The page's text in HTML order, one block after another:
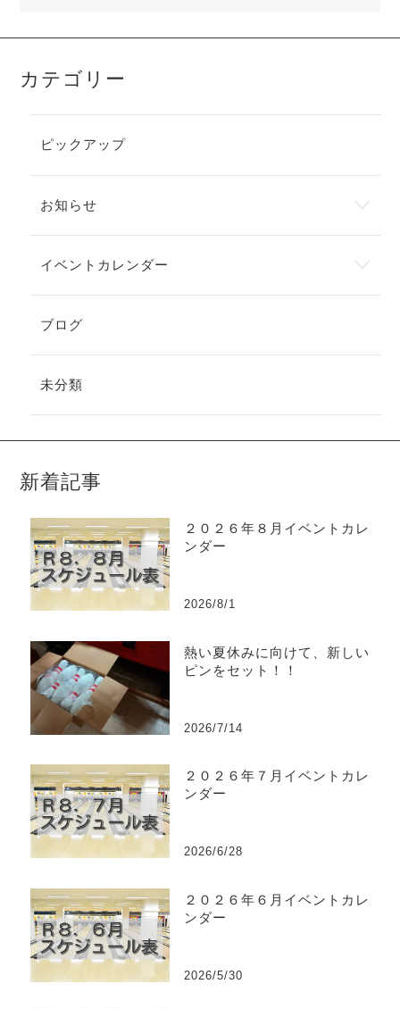
カテゴリー
ピックアップ
お知らせ
イベントカレンダー
ブログ
未分類
新着記事
２０２６年８月イベントカレ
ンダー
2026/8/1
熱い夏休みに向けて、新しい
ピンをセット！！
2026/7/14
２０２６年７月イベントカレ
ンダー
2026/6/28
２０２６年６月イベントカレ
ンダー
2026/5/30